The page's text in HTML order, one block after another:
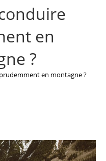
en
?
en montagne ?